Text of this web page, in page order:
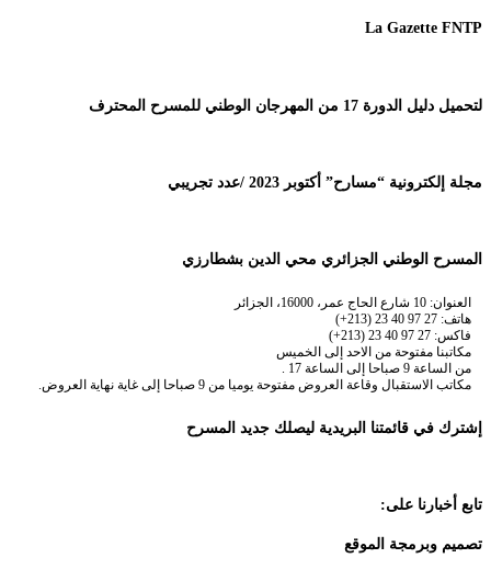
La Gazette FNTP
لتحميل دليل الدورة 17 من المهرجان الوطني للمسرح المحترف
مجلة إلكترونية “مسارح” أكتوبر 2023 /عدد تجريبي
المسرح الوطني الجزائري محي الدين بشطارزي
العنوان: 10 شارع الحاج عمر، 16000، الجزائر
هاتف: 27 97 40 23 (213+)
فاكس: 27 97 40 23 (213+)
مكاتبنا مفتوحة من الاحد إلى الخميس
من الساعة 9 صباحا إلى الساعة 17 .
مكاتب الاستقبال وقاعة العروض مفتوحة يوميا من 9 صباحا إلى غاية نهاية العروض.
إشترك في قائمتنا البريدية ليصلك جديد المسرح
تابع أخبارنا على:
تصميم وبرمجة الموقع